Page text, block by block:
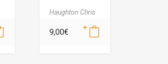
Haughton Chris
9,00€